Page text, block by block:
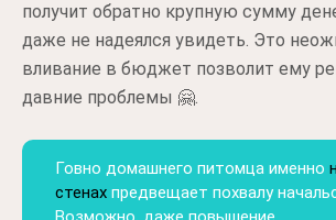
получит обратно крупную сумму
даже не надеялся увидеть. Это
вливание в бюджет позволит ему
давние проблемы 🤗.
Говно домашнего питомца именно
стенах предвещает похвалу